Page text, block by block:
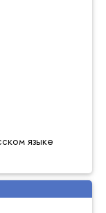
языке